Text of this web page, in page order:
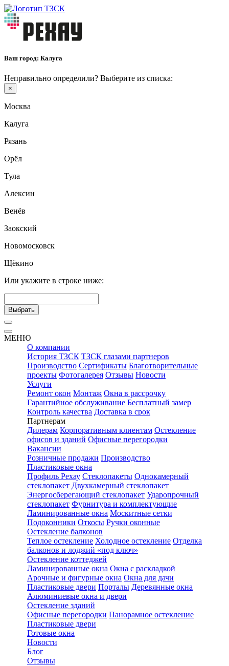
Ваш город: Калуга
Неправильно определили? Выберите из списка:
×
Москва
Калуга
Рязань
Орёл
Тула
Алексин
Венёв
Заокский
Новомосковск
Щёкино
Или укажите в строке ниже:
Выбрать
МЕНЮ
О компании
История ТЗСК ТЗСК глазами партнеров
Производство Сертификаты Благотворительные
проекты Фотогалерея Отзывы Новости
Услуги
Ремонт окон Монтаж Окна в рассрочку
Гарантийное обслуживание Бесплатный замер
Контроль качества Доставка в срок
Партнерам
Дилерам Корпоративным клиентам Остекление
офисов и зданий Офисные перегородки
Вакансии
Розничные продажи Производство
Пластиковые окна
Профиль Рехау Стеклопакеты Однокамерный
стеклопакет Двухкамерный стеклопакет
Энергосберегающий стеклопакет Ударопрочный
стеклопакет Фурнитура и комплектующие
Ламинированные окна Москитные сетки
Подоконники Откосы Ручки оконные
Остекление балконов
Теплое остекление Холодное остекление Отделка
балконов и лоджий «под ключ»
Остекление коттеджей
Ламинированные окна Окна с раскладкой
Арочные и фигурные окна Окна для дачи
Пластиковые двери Порталы Деревянные окна
Алюминиевые окна и двери
Остекление зданий
Офисные перегородки Панорамное остекление
Пластиковые двери
Готовые окна
Новости
Блог
Отзывы